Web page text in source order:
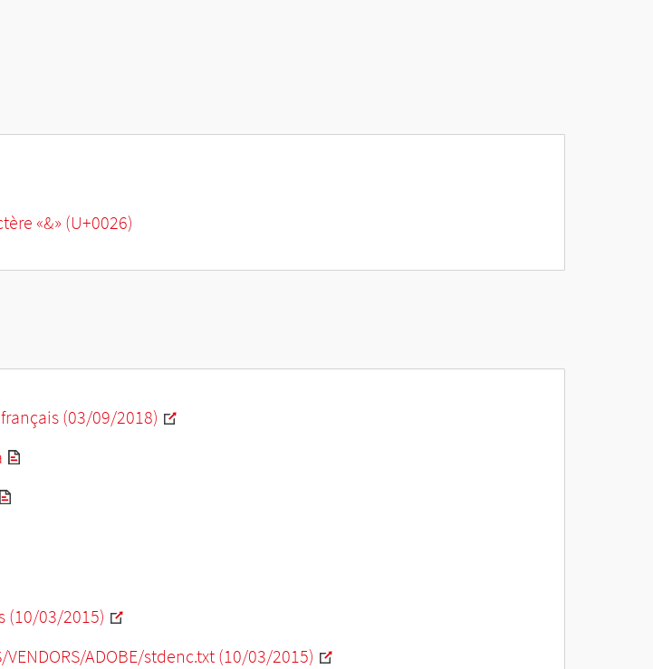
«&» (U+0026)
(03/09/2018)
(10/03/2015)
ADOBE/stdenc.txt (10/03/2015)